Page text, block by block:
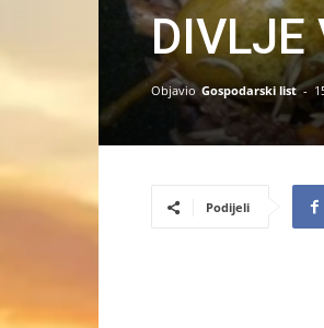
DIVLJE
Objavio Gospodarski list -
Podijeli